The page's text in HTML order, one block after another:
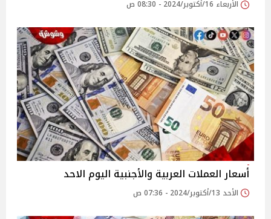
الأربعاء 16/أكتوبر/2024 - 08:30 ص
أسعار العملات العربية والأجنبية اليوم الاحد
الأحد 13/أكتوبر/2024 - 07:36 ص